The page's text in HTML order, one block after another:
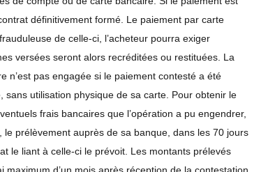
définitivement formé. Le paiement par carte
de celle-ci, l’acheteur pourra exiger
versées seront alors recréditées ou restituées. La
n’est pas engagée si le paiement contesté a été
utilisation physique de sa carte. Pour obtenir le
frais bancaires que l’opération a pu engendrer,
prélèvement auprès de sa banque, dans les 70 jours
le liant à celle-ci le prévoit. Les montants prélevés